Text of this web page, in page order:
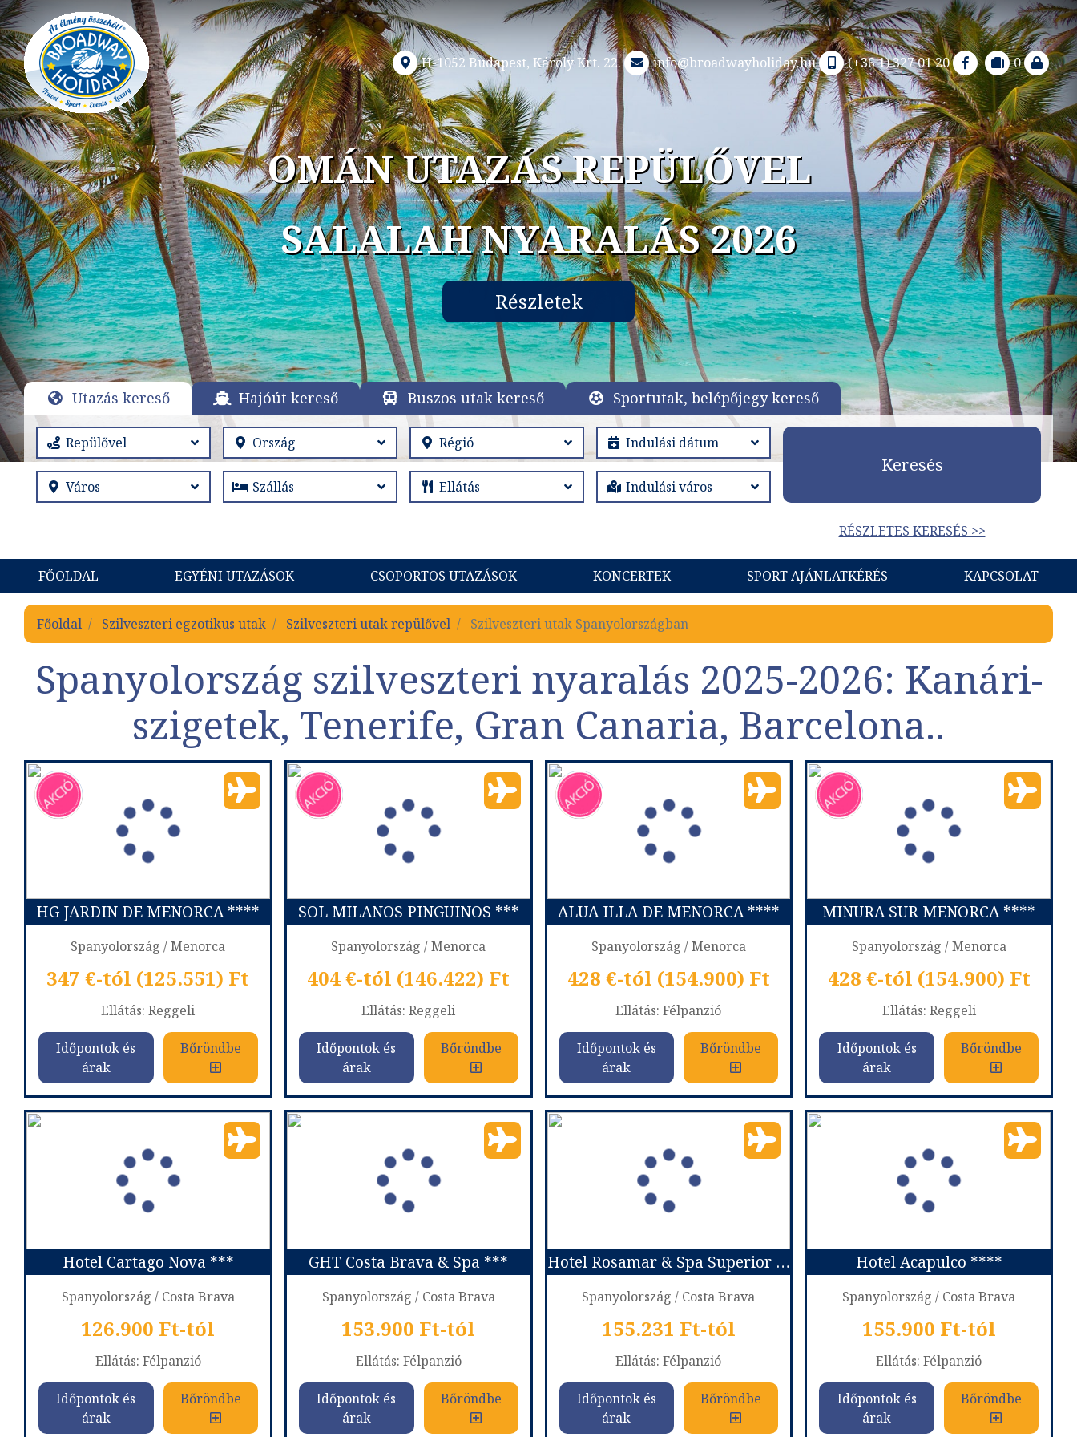
H-1052 Budapest, Károly Krt. 22. info@broadwayholiday.hu (+36 1) 327 01 20 0
ÁLOMNYARALÁSOK KEDVEZŐ ÁRON
EGZOTIKUS UTAK 2026
Részletek
Utazás kereső Hajóút kereső Buszos utak kereső Sportutak, belépőjegy kereső
Keresés
RÉSZLETES KERESÉS >>
FŐOLDAL EGYÉNI UTAZÁSOK CSOPORTOS UTAZÁSOK KONCERTEK SPORT AJÁNLATKÉRÉS KAPCSOLAT
Főoldal Szilveszteri egzotikus utak Szilveszteri utak repülővel Szilveszteri utak Spanyolországban
Spanyolország szilveszteri nyaralás 2025-2026: Kanári-
szigetek, Tenerife, Gran Canaria, Barcelona..
HG JARDIN DE MENORCA ****
Spanyolország / Menorca
347 €-tól (125.551) Ft
Ellátás: Reggeli
Időpontok és
árak
Bőröndbe
HG JARDIN DE MENORCA ****
Spanyolország
Város: Menorca
Utazás módja: Repülővel
Ellátás:
Szálláskategória:
Időpontok és
árak
Bőröndbe
SOL MILANOS PINGUINOS ***
Spanyolország / Menorca
404 €-tól (146.422) Ft
Ellátás: Reggeli
Időpontok és
árak
Bőröndbe
SOL MILANOS PINGUINOS ***
Spanyolország
Város: Menorca
Utazás módja: Repülővel
Ellátás:
Szálláskategória:
Időpontok és
árak
Bőröndbe
ALUA ILLA DE MENORCA ****
Spanyolország / Menorca
428 €-tól (154.900) Ft
Ellátás: Félpanzió
Időpontok és
árak
Bőröndbe
ALUA ILLA DE MENORCA ****
Spanyolország
Város: Menorca
Utazás módja: Repülővel
Ellátás:
Szálláskategória:
Időpontok és
árak
Bőröndbe
MINURA SUR MENORCA ****
Spanyolország / Menorca
428 €-tól (154.900) Ft
Ellátás: Reggeli
Időpontok és
árak
Bőröndbe
MINURA SUR MENORCA ****
Spanyolország
Város: Menorca
Utazás módja: Repülővel
Ellátás:
Szálláskategória:
Időpontok és
árak
Bőröndbe
Hotel Cartago Nova ***
Spanyolország / Costa Brava
126.900 Ft-tól
Ellátás: Félpanzió
Időpontok és
árak
Bőröndbe
GHT Costa Brava & Spa ***
Spanyolország / Costa Brava
153.900 Ft-tól
Ellátás: Félpanzió
Időpontok és
árak
Bőröndbe
Hotel Rosamar & Spa Superior ****
Spanyolország / Costa Brava
155.231 Ft-tól
Ellátás: Félpanzió
Időpontok és
árak
Bőröndbe
Hotel Acapulco ****
Spanyolország / Costa Brava
155.900 Ft-tól
Ellátás: Félpanzió
Időpontok és
árak
Bőröndbe